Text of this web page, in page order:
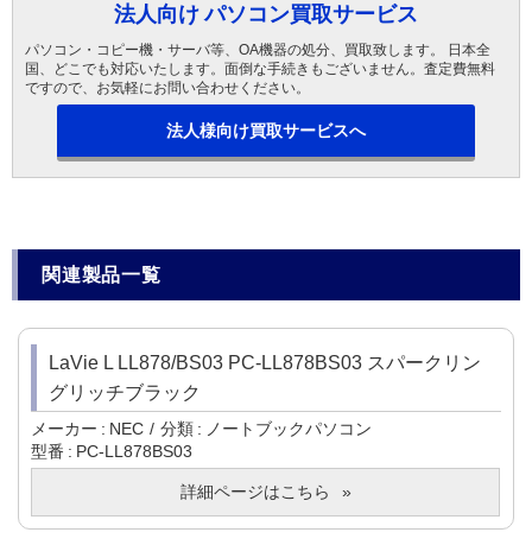
法人向け パソコン買取サービス
パソコン・コピー機・サーバ等、OA機器の処分、買取致します。 日本全
国、どこでも対応いたします。面倒な手続きもございません。査定費無料
ですので、お気軽にお問い合わせください。
法人様向け買取サービスへ
関連製品一覧
LaVie L LL878/BS03 PC-LL878BS03 スパークリン
グリッチブラック
メーカー NEC 分類
ノートブックパソコン
型番
PC-LL878BS03
詳細ページはこちら